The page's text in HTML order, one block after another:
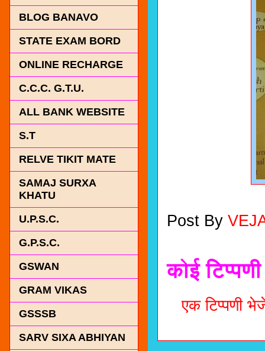
Post By
कोई
एक टिप्पणी
BLOG BANAVO
STATE EXAM BORD
ONLINE RECHARGE
C.C.C. G.T.U.
ALL BANK WEBSITE
S.T
RELVE TIKIT MATE
SAMAJ SURXA
KHATU
U.P.S.C.
G.P.S.C.
GSWAN
GRAM VIKAS
GSSSB
SARV SIXA ABHIYAN